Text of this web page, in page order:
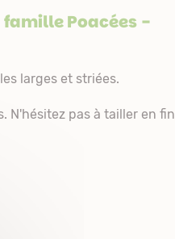
famillePoacées -
larges et striées.
N'hésitez pas à tailler en fin